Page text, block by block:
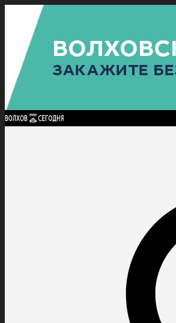
Найти:
ГЛАВНАЯ ПОЛИТИКАПРОИСШЕСТВИЯ
ПОЛИТИКА
КУЛЬТУРА
ПОСЕЛЕНИЯ